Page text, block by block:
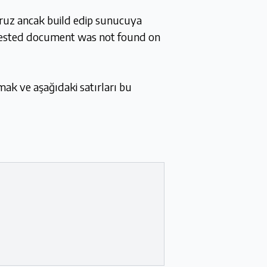
ancak build edip sunucuya
document was not found on
ve aşağıdaki satırları bu